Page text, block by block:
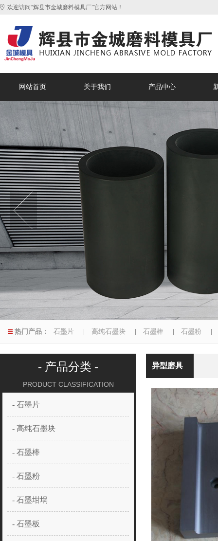
欢迎访问“辉县市金城磨料模具厂”官方网站！
网站首页 关于我们 产品中心
热门产品： 石墨片 高纯石墨块 石墨棒 石墨粉
|异型磨具 |
- 产品分类 -
PRODUCT CLASSIFICATION
- 石墨片
- 高纯石墨块
- 石墨棒
- 石墨粉
- 石墨坩埚
- 石墨板
异型磨具